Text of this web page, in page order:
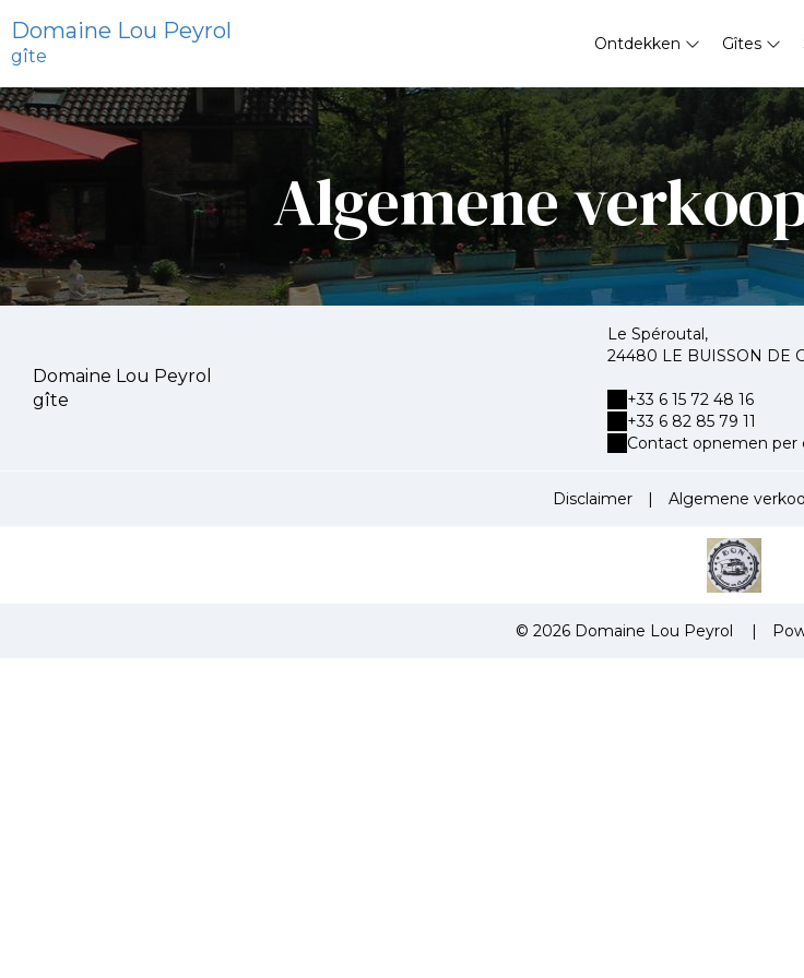
Domaine Lou Peyrol
gîte
Ontdekken Gîtes
Algemene
Domaine Lou Peyrol
gîte
Le Spéroutal,
24480 LE BUISSON DE
+33 6 15 72 48 16
+33 6 82 85 79 11
Contact opnemen per
Disclaimer | Algemene
© 2026 Domaine Lou Peyrol |